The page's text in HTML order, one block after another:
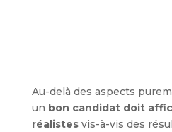
Au-delà des aspects
un bon candidat doit
réalistesvis-à-vis des